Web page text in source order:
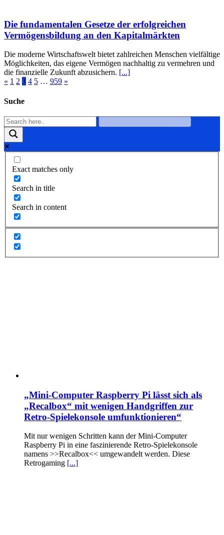
Die fundamentalen Gesetze der erfolgreichen
Vermögensbildung an den Kapitalmärkten
Die moderne Wirtschaftswelt bietet zahlreichen Menschen vielfältige
Möglichkeiten, das eigene Vermögen nachhaltig zu vermehren und
die finanzielle Zukunft abzusichern. [...]
« 1 2 3 4 5 … 959 »
Suche
Exact matches only
Search in title
Search in content
„Mini-Computer Raspberry Pi lässt sich als
„Recalbox“ mit wenigen Handgriffen zur
Retro-Spielekonsole umfunktionieren“
Mit nur wenigen Schritten kann der Mini-Computer
Raspberry Pi in eine faszinierende Retro-Spielekonsole
namens >>Recalbox<< umgewandelt werden. Diese
Retrogaming [...]